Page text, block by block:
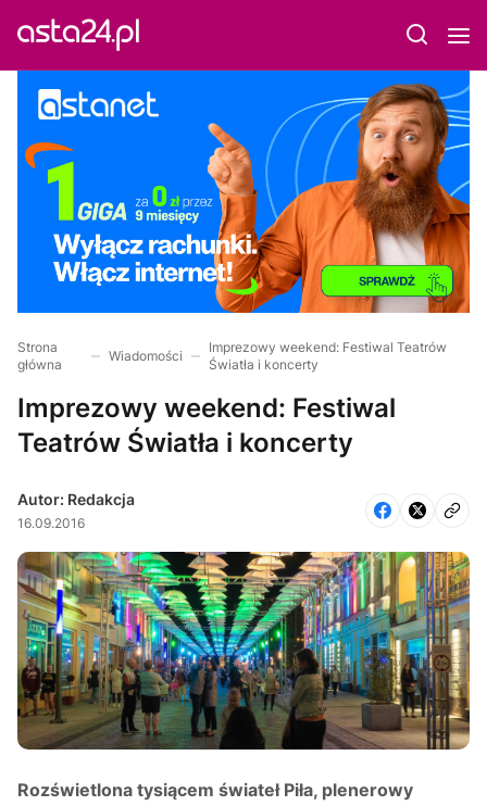
Strona
główna
Wiadomości
Imprezowy weekend: Festiwal Teatrów
Światła i koncerty
Imprezowy weekend: Festiwal
Teatrów Światła i koncerty
Autor: Redakcja
16.09.2016
Rozświetlona tysiącem świateł Piła, plenerowy